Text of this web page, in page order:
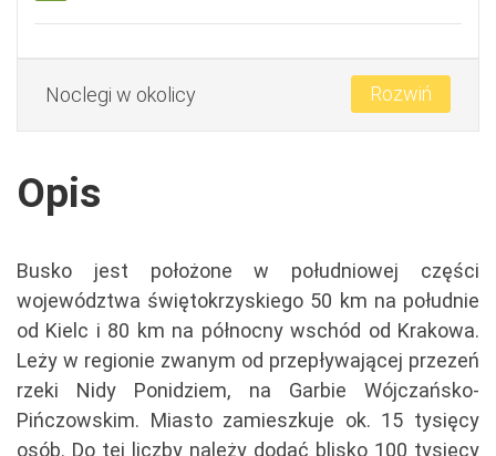
Noclegi w okolicy Rozwiń
Opis
Busko jest położone w południowej części
województwa świętokrzyskiego 50 km na południe
od Kielc i 80 km na północny wschód od Krakowa.
Leży w regionie zwanym od przepływającej przezeń
rzeki Nidy Ponidziem, na Garbie Wójczańsko-
Pińczowskim. Miasto zamieszkuje ok. 15 tysięcy
osób. Do tej liczby należy dodać blisko 100 tysięcy